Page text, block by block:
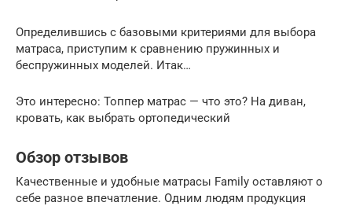
Определившись с базовыми критериями для выбора
матраса, приступим к сравнению пружинных и
беспружинных моделей. Итак…
Это интересно: Топпер матрас — что это? На диван,
кровать, как выбрать ортопедический
Обзор отзывов
Качественные и удобные матрасы Family оставляют о
себе разное впечатление. Одним людям продукция